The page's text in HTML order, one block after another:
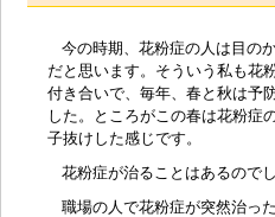
今の時期、花粉症の人は目の
だと思います。そういう私も花
付き合いで、毎年、春と秋は予
した。ところがこの春は花粉症
子抜けした感じです。
花粉症が治ることはあるので
職場の人で花粉症が突然治っ